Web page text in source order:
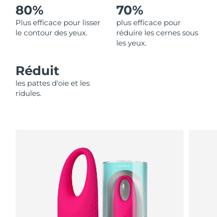
80%
Plus efficace pour lisser
le contour des yeux.
70%
plus efficace pour
réduire les cernes sous
les yeux.
Réduit
les pattes d'oie et les
ridules.
Philippines Livraison estimée8/12/26
Livraison estimée
Portugal
Porto Rico
Livraison estimée
Arabie saoudite Livraison estimée